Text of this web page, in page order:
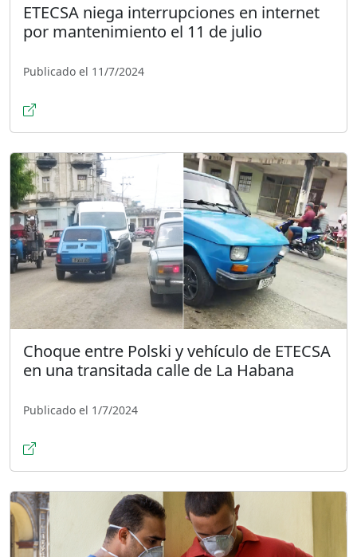
ETECSA niega interrupciones en internet
por mantenimiento el 11 de julio
Publicado el 11/7/2024
Choque entre Polski y vehículo de ETECSA
en una transitada calle de La Habana
Publicado el 1/7/2024